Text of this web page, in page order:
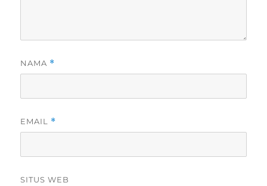
NAMA *
EMAIL *
SITUS WEB